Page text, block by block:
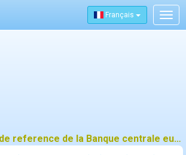
Français
Taux de change de reference de la Banque centrale europeenne (BCE) pour 8 avril 2021